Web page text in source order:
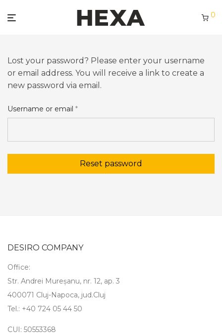
0
Lost your password? Please enter your username
or email address. You will receive a link to create a
new password via email.
Username or email *Required
Reset password
DESIRO COMPANY
Office:
Str. Andrei Mureșanu, nr. 12, ap. 3
400071 Cluj-Napoca, jud.Cluj
Tel.: +40 724 05 44 50
CUI: 50553368